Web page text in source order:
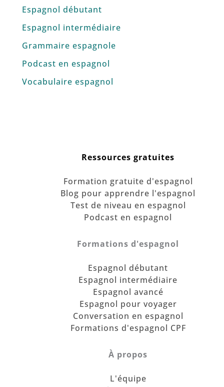
Espagnol débutant
Espagnol intermédiaire
Grammaire espagnole
Podcast en espagnol
Vocabulaire espagnol
Ressources gratuites
Formation gratuite d'espagnol
Blog pour apprendre l'espagnol
Test de niveau en espagnol
Podcast en espagnol
Formations d'espagnol
Espagnol débutant
Espagnol intermédiaire
Espagnol avancé
Espagnol pour voyager
Conversation en espagnol
Formations d'espagnol CPF
À propos
L'équipe